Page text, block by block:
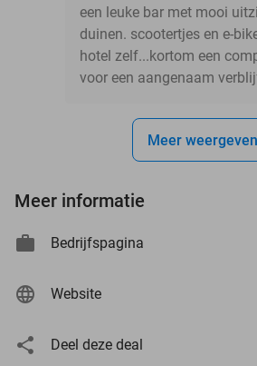
een leuke bar met mooi
duinen. scootertjes en e-
hotel zelf...kortom een
voor een aangenaam
Meer weergeven
Meer informatie
Bedrijfspagina
Website
Deel deze deal